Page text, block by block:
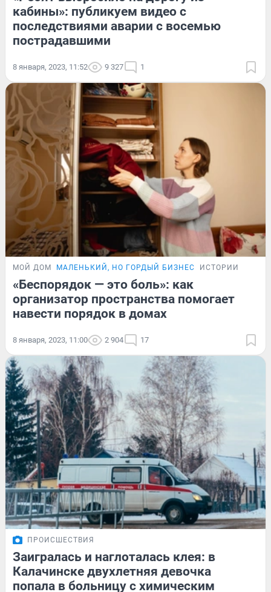
кабины»: публикуем видео с
последствиями аварии с восемью
пострадавшими
8 января, 2023, 11:52 9 327 1
МОЙ ДОМ МАЛЕНЬКИЙ, НО ГОРДЫЙ БИЗНЕС ИСТОРИИ
«Беспорядок — это боль»: как
организатор пространства помогает
навести порядок в домах
8 января, 2023, 11:00 2 904 17
ПРОИСШЕСТВИЯ
Заигралась и наглоталась клея: в
Калачинске двухлетняя девочка
попала в больницу с химическим